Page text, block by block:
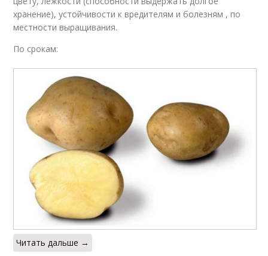
хранение), устойчивости к вредителям и болезням , по
местности выращивания.
По срокам:
Читать дальше →